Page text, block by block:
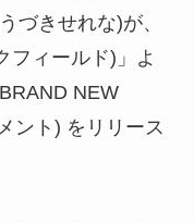
づきせれな)が、
フィールド)」よ
NEW
ント) をリリース